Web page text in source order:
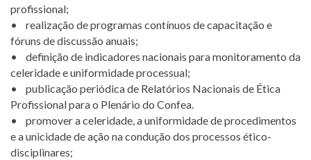
profissional;
• realização de programas contínuos de capacitação e
fóruns de discussão anuais;
• definição de indicadores nacionais para monitoramento da
celeridade e uniformidade processual;
• publicação periódica de Relatórios Nacionais de Ética
Profissional para o Plenário do Confea.
• promover a celeridade, a uniformidade de procedimentos
e a unicidade de ação na condução dos processos ético-
disciplinares;